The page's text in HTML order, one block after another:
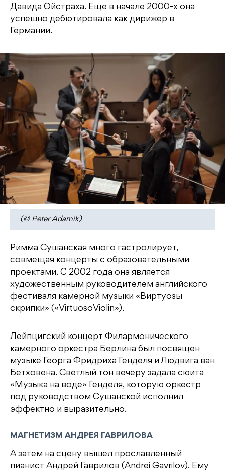
Давида Ойстраха. Еще в начале 2000-х она
успешно дебютировала как дирижер в
Германии.
(© Peter Adamik)
Римма Сушанская много гастролирует,
совмещая концерты с образовательными
проектами. С 2002 года она является
художественным руководителем английского
фестиваля камерной музыки «Виртуозы
скрипки» («VirtuosoViolin»).
Лейпцигский концерт Филармонического
камерного оркестра Берлина был посвящен
музыке Георга Фридриха Генделя и Людвига ван
Бетховена. Светлый тон вечеру задала сюита
«Музыка на воде» Генделя, которую оркестр
под руководством Сушанской исполнил
эффектно и выразительно.
МАГНЕТИЗМ АНДРЕЯ ГАВРИЛОВА
А затем на сцену вышел прославленный
пианист Андрей Гаврилов (Andrei Gavrilov). Ему